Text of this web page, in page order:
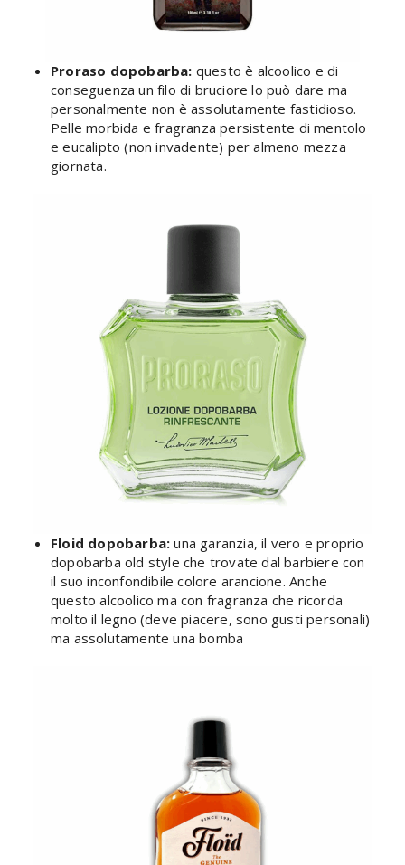
Proraso dopobarba: questo è alcoolico e di
conseguenza un filo di bruciore lo può dare ma
personalmente non è assolutamente fastidioso.
Pelle morbida e fragranza persistente di mentolo
e eucalipto (non invadente) per almeno mezza
giornata.
Floid dopobarba: una garanzia, il vero e proprio
dopobarba old style che trovate dal barbiere con
il suo inconfondibile colore arancione. Anche
questo alcoolico ma con fragranza che ricorda
molto il legno (deve piacere, sono gusti personali)
ma assolutamente una bomba